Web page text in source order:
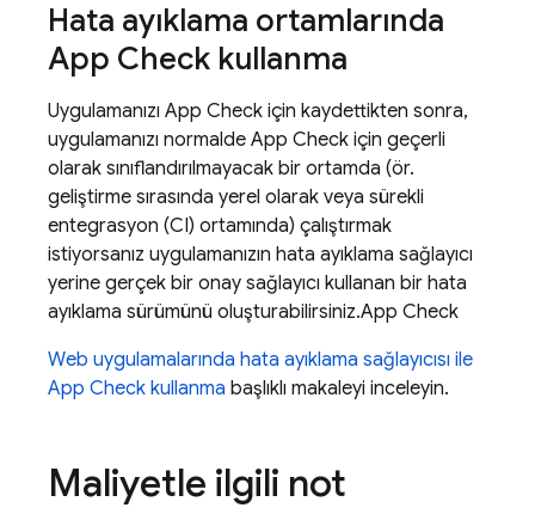
Hata ayıklama ortamlarında
App Check kullanma
Uygulamanızı App Check için kaydettikten sonra,
uygulamanızı normalde App Check için geçerli
olarak sınıflandırılmayacak bir ortamda (ör.
geliştirme sırasında yerel olarak veya sürekli
entegrasyon (CI) ortamında) çalıştırmak
istiyorsanız uygulamanızın hata ayıklama sağlayıcı
yerine gerçek bir onay sağlayıcı kullanan bir hata
ayıklama sürümünü oluşturabilirsiniz.App Check
Web uygulamalarında hata ayıklama sağlayıcısı ile
App Check kullanma başlıklı makaleyi inceleyin.
Maliyetle ilgili not